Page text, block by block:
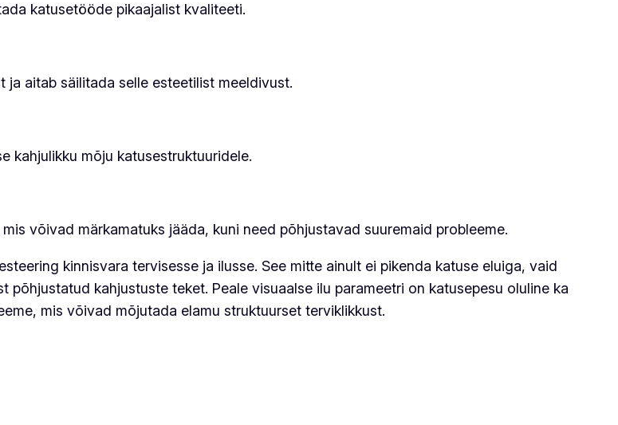
katusetööde pikaajalist kvaliteeti.
ja aitab säilitada selle esteetilist meeldivust.
kahjulikku mõju katusestruktuuridele.
võivad märkamatuks jääda, kuni need põhjustavad suuremaid probleeme.
kinnisvara tervisesse ja ilusse. See mitte ainult ei pikenda katuse eluiga, vaid
kahjustuste teket. Peale visuaalse ilu parameetri on katusepesu oluline ka
mis võivad mõjutada elamu struktuurset terviklikkust.